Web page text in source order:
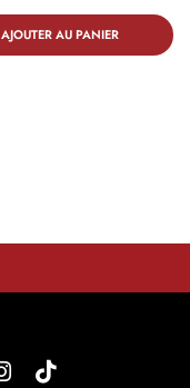
AJOUTER AU PANIER